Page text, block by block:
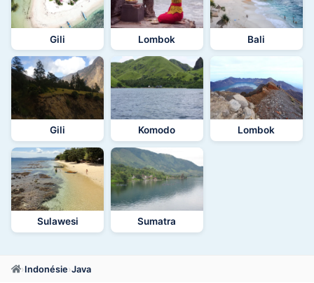
Gili Lombok Bali
Gili Komodo Lombok
Sulawesi Sumatra
› Indonésie›Java